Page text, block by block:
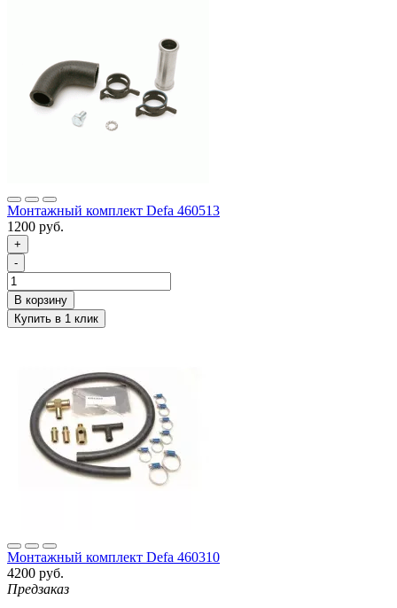
Монтажный комплект Defa 460513
1200 руб.
+
-
Монтажный комплект Defa 460310
4200 руб.
Предзаказ